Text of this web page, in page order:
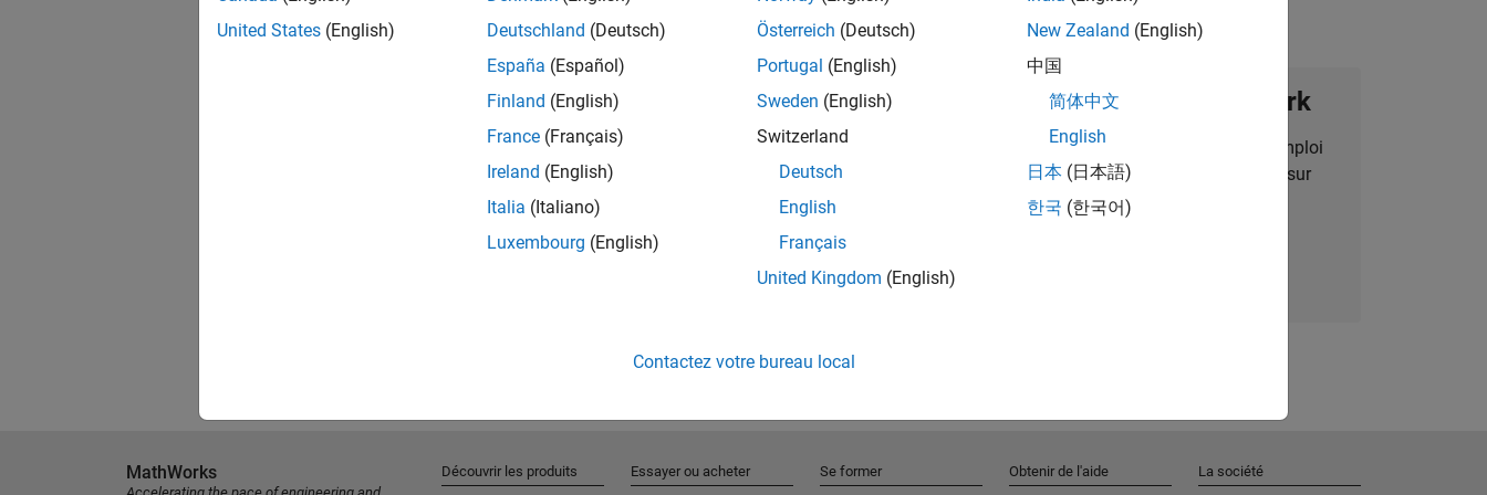
Rejoignez notre Talent Network
Recevez des alertes pour des opportunités d'emploi
personnalisées, des articles et des actualités sur
l'entreprise.
United States (English)
Deutschland (Deutsch)
España (Español)
Finland (English)
France (Français)
Ireland (English)
Italia (Italiano)
Luxembourg (English)
Österreich (Deutsch)
Portugal (English)
Sweden (English)
Switzerland
Deutsch
English
Français
United Kingdom (English)
New Zealand (English)
中国
简体中文
English
日本 (日本語)
한국 (한국어)
Contactez votre bureau local
MathWorks Découvrir les produits Essayer ou acheter Se former Obtenir de l'aide La société